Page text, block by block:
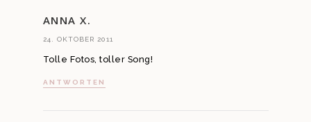
ANNA X.
24. OKTOBER 2011
Tolle Fotos, toller Song!
ANTWORTEN